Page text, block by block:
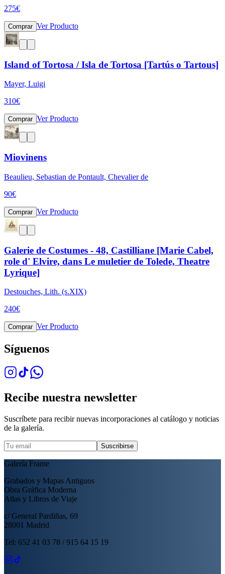
275€
Comprar Ver Producto
Island of Tortosa / Isla de Tortosa [Tartús o Tartous]
Mayer, Luigi
310€
Comprar Ver Producto
Miovinens
Beaulieu, Sebastian de Pontault, Chevalier de
90€
Comprar Ver Producto
Galerie de Costumes - 48, Castilliane [Marie Cabel,
role d' Elvire, dans Le muletier de Tolede, Theatre
Lyrique]
Destouches, Lith. (s.XIX)
240€
Comprar Ver Producto
Síguenos
Recibe nuestra newsletter
Suscríbete para recibir nuevas incorporaciones al catálogo y noticias
de la galería.
Suscribirse
Galería Frame
Grabados y Mapas Antiguos
Obra Gráfica Moderna
Atlas y Libros de Viaje
c/ General Pardiñas, 69
28001 Madrid
Tel: 652 41 03 78 / 915 64 15 19